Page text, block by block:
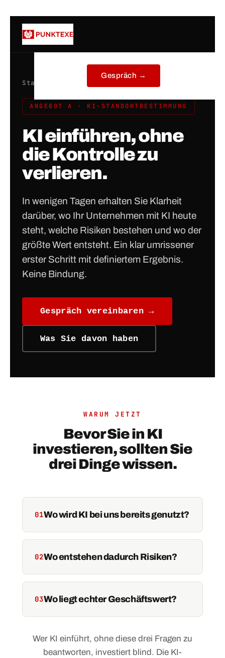
Inhalt
springen
Gespräch →
Startseite
ANGEBOT A · KI-STANDORTBESTIMMUNG
KI einführen, ohne
die Kontrolle zu
verlieren.
In wenigen Tagen erhalten Sie Klarheit
darüber, wo Ihr Unternehmen mit KI heute
steht, welche Risiken bestehen und wo der
größte Wert entsteht. Ein klar umrissener
erster Schritt mit definiertem Ergebnis.
Keine Bindung.
Gespräch vereinbaren →
Was Sie davon haben
WARUM JETZT
Bevor Sie in KI
investieren, sollten Sie
drei Dinge wissen.
01Wo wird KI bei uns bereits genutzt?
02Wo entstehen dadurch Risiken?
03Wo liegt echter Geschäftswert?
Wer KI einführt, ohne diese drei Fragen zu
beantworten, investiert blind. Die KI-